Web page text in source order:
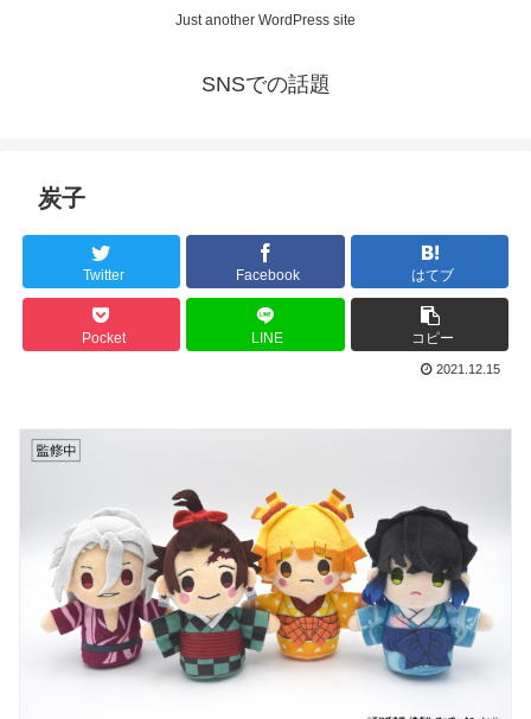
Just another WordPress site
SNSでの話題
炭子
Twitter Facebook はてブ
Pocket LINE コピー
2021.12.15